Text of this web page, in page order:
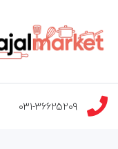
031-36625209